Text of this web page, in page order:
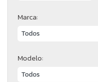
Marca:
Modelo: